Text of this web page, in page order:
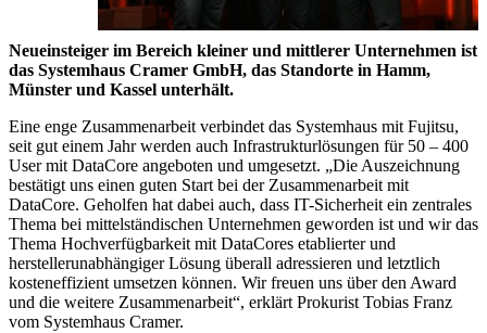
Neueinsteiger im Bereich kleiner und mittlerer Unternehmen ist
das Systemhaus Cramer GmbH, das Standorte in Hamm,
Münster und Kassel unterhält.
Eine enge Zusammenarbeit verbindet das Systemhaus mit Fujitsu,
seit gut einem Jahr werden auch Infrastrukturlösungen für 50 – 400
User mit DataCore angeboten und umgesetzt. „Die Auszeichnung
bestätigt uns einen guten Start bei der Zusammenarbeit mit
DataCore. Geholfen hat dabei auch, dass IT-Sicherheit ein zentrales
Thema bei mittelständischen Unternehmen geworden ist und wir das
Thema Hochverfügbarkeit mit DataCores etablierter und
herstellerunabhängiger Lösung überall adressieren und letztlich
kosteneffizient umsetzen können. Wir freuen uns über den Award
und die weitere Zusammenarbeit“, erklärt Prokurist Tobias Franz
vom Systemhaus Cramer.